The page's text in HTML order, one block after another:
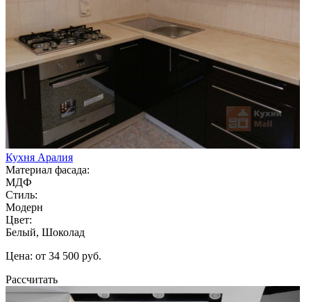
Кухня Аралия
Материал фасада:
МДФ
Стиль:
Модерн
Цвет:
Белый, Шоколад
Цена: от 34 500 руб.
Рассчитать